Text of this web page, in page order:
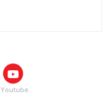
Youtube